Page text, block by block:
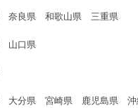
良県 和歌山県 三重県
山口県
分県 宮崎県 鹿児島県 沖